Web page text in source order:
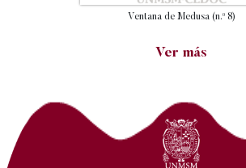
Ventana de Medusa (n.º 8)
Ver más